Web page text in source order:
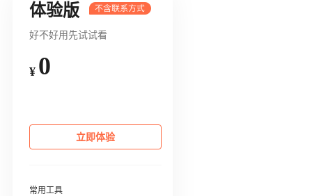
体验版
好不好用先试试看
¥ 0
立即体验
常用工具